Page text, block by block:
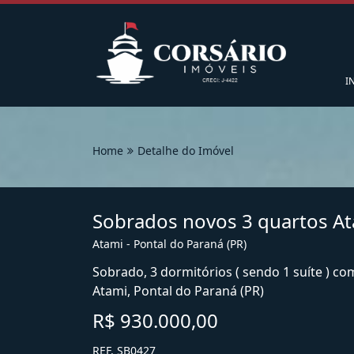
Home Detalhe do Imóvel
Sobrados novos 3 quartos
Atami - Pontal do Paraná (PR)
Sobrado, 3 dormitórios ( sendo 1 suíte )
Atami, Pontal do Paraná (PR)
R$ 930.000,00
REF. SB0427